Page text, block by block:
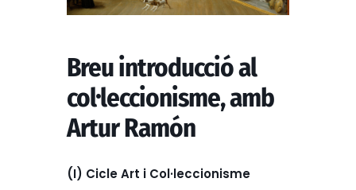
Breu introducció al
col·leccionisme, amb
Artur Ramón
(I) Cicle Art i Col·leccionisme